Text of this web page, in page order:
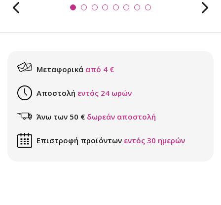
Μεταφορικά από 4 €
Αποστολή εντός 24 ωρών
Άνω των 50 € δωρεάν αποστολή
Επιστροφή προϊόντων εντός 30 ημερών